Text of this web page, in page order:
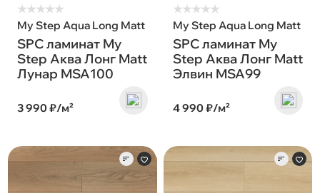
★★★★★
My Step Aqua Long Matt
SPC ламинат My
Step Аква Лонг Matt
Лунар MSA100
3 990 ₽/м²
★★★★★
My Step Aqua Long Matt
SPC ламинат My
Step Аква Лонг Matt
Элвин MSA99
4 990 ₽/м²